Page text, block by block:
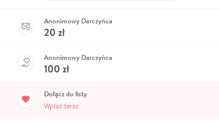
Anonimowy Darczyńca
20 zł
Anonimowy Darczyńca
100 zł
Dołącz do listy
Wpłać teraz